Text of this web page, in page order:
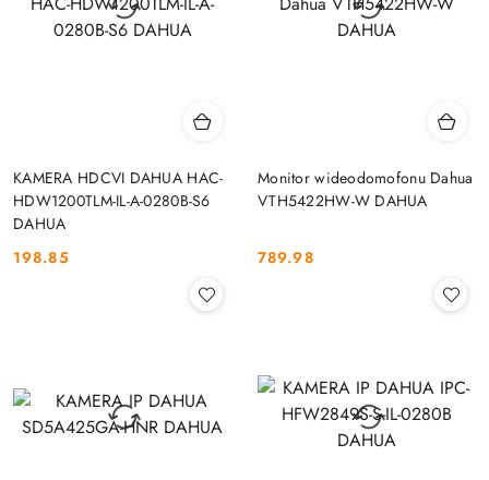
KAMERA HDCVI DAHUA HAC-
HDW1200TLM-IL-A-0280B-S6
DAHUA
Cena:
198.85
Monitor wideodomofonu Dahua
VTH5422HW-W DAHUA
Cena:
789.98